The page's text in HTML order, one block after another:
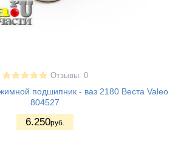
Отзывы: 0
подшипник - ваз 2180 Веста Valeo
804527
6.250руб.